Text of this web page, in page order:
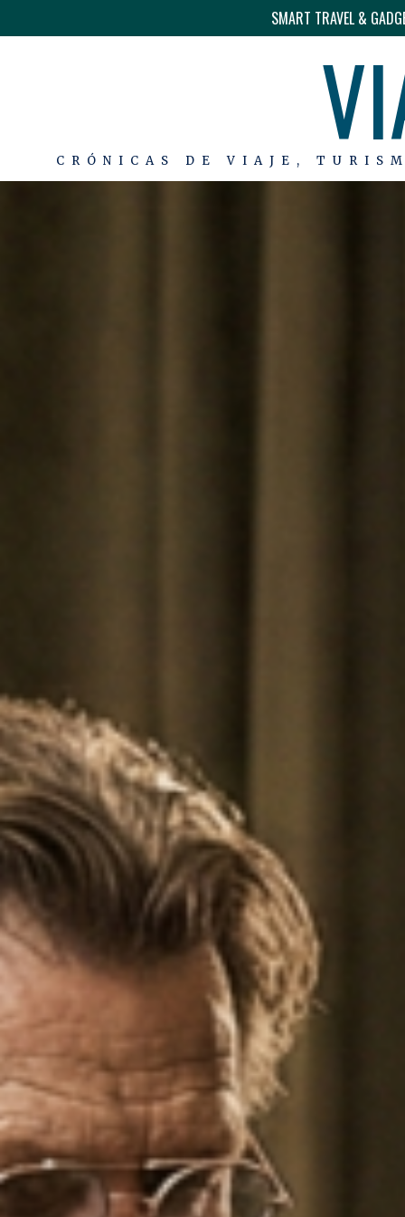
SMART TRAVEL &
CRÓNICAS DE VIAJE,